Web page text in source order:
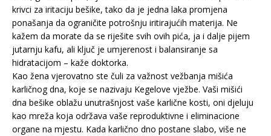
krivci za iritaciju bešike, tako da je jedna laka promjena
ponašanja da ograničite potrošnju iritirajućih materija. Ne
kažem da morate da se riješite svih ovih pića, ja i dalje pijem
jutarnju kafu, ali ključ je umjerenost i balansiranje sa
hidratacijom – kaže doktorka.
Kao žena vjerovatno ste čuli za važnost vežbanja mišića
karličnog dna, koje se nazivaju Kegelove vježbe. Vaši mišići
dna bešike oblažu unutrašnjost vaše karlične kosti, oni djeluju
kao mreža koja održava vaše reproduktivne i eliminacione
organe na mjestu. Kada karlično dno postane slabo, više ne